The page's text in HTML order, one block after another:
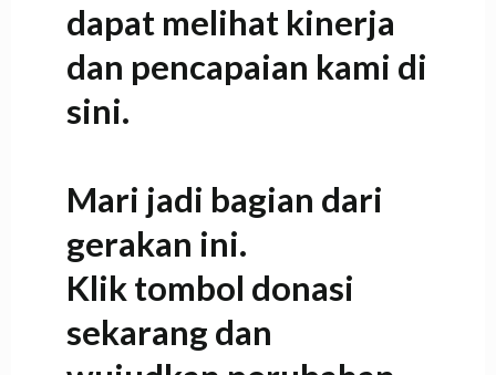
dapat melihat kinerja
dan pencapaian kami di
sini.
Mari jadi bagian dari
gerakan ini.
Klik tombol donasi
sekarang dan